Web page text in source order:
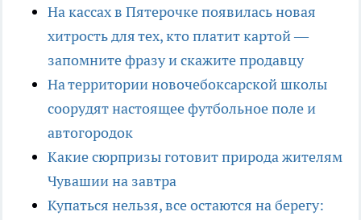
На кассах в Пятерочке появилась новая
хитрость для тех, кто платит картой —
запомните фразу и скажите продавцу
На территории новочебоксарской школы
соорудят настоящее футбольное поле и
автогородок
Какие сюрпризы готовит природа жителям
Чувашии на завтра
Купаться нельзя, все остаются на берегу: